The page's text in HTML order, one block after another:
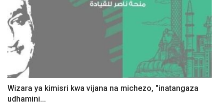
Wizara ya kimisri kwa vijana na michezo, "inatangaza
udhamini...